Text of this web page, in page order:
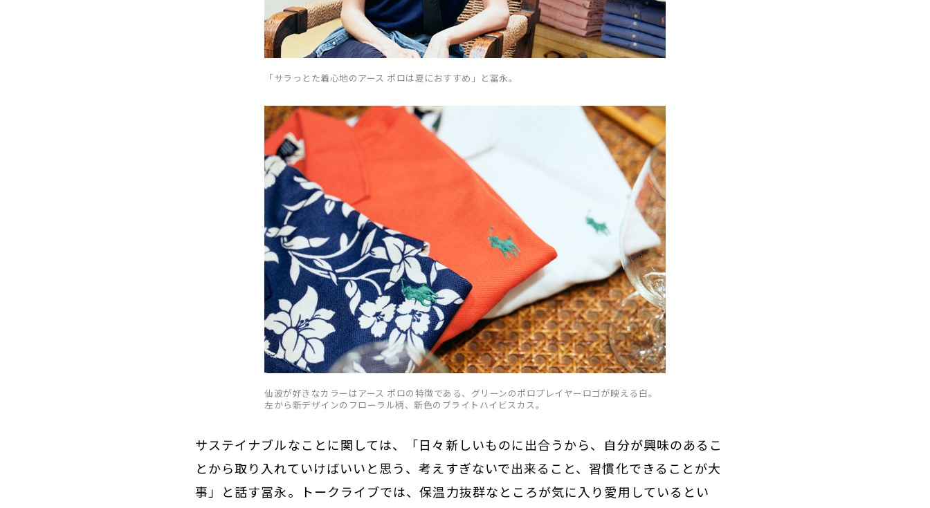
「サラっとた着心地のアース ポロは夏におすすめ」と冨永。
仙波が好きなカラーはアース ポロの特徴である、グリーンのポロプレイヤーロゴが映える白。
左から新デザインのフローラル柄、新色のブライトハイビスカス。
サステイナブルなことに関しては、「日々新しいものに出合うから、自分が興味のあるこ
とから取り入れていけばいいと思う、考えすぎないで出来ること、習慣化できることが大
事」と話す冨永。トークライブでは、保温力抜群なところが気に入り愛用しているとい